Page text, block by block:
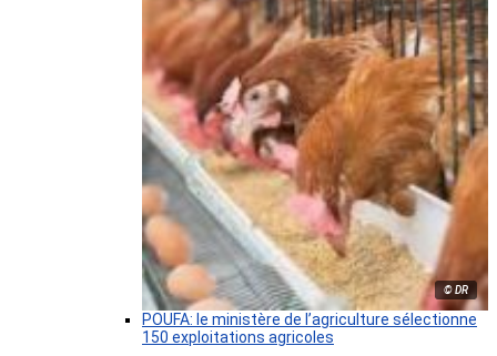
© DR
POUFA: le ministère de l’agriculture sélectionne
150 exploitations agricoles